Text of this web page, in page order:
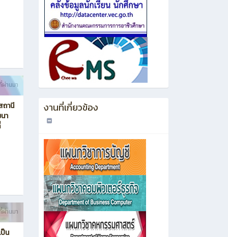
านมา
ถานี
า
านมา
น
งานที่เกี่ยวข้อง